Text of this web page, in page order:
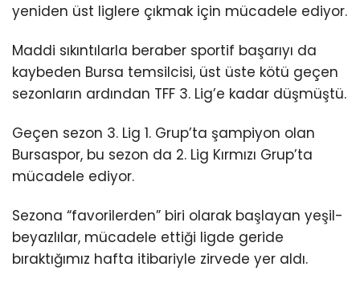
yeniden üst liglere çıkmak için mücadele ediyor.
Maddi sıkıntılarla beraber sportif başarıyı da
kaybeden Bursa temsilcisi, üst üste kötü geçen
sezonların ardından TFF 3. Lig’e kadar düşmüştü.
Geçen sezon 3. Lig 1. Grup’ta şampiyon olan
Bursaspor, bu sezon da 2. Lig Kırmızı Grup’ta
mücadele ediyor.
Sezona “favorilerden” biri olarak başlayan yeşil-
beyazlılar, mücadele ettiği ligde geride
bıraktığımız hafta itibariyle zirvede yer aldı.